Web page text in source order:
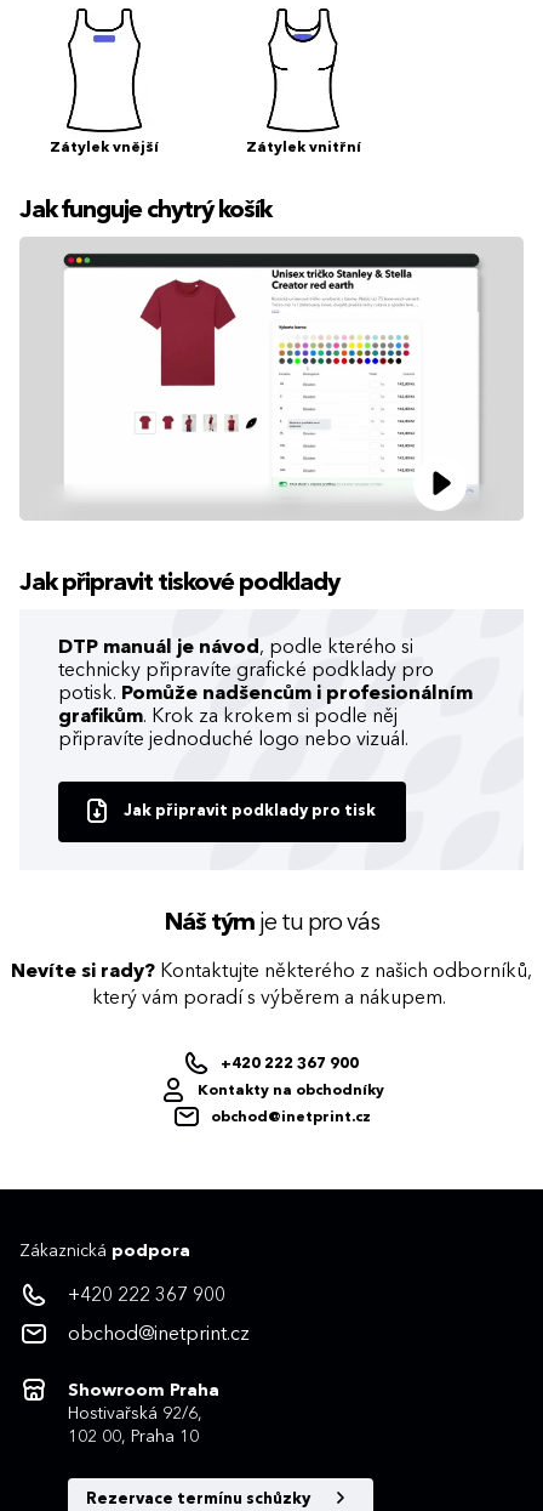
Zátylek vnější Zátylek vnitřní
Jak funguje chytrý košík
Jak připravit tiskové podklady
DTP manuál je návod , podle kterého si
technicky připravíte grafické podklady pro
potisk. Pomůže nadšencům i profesionálním
grafikům. Krok za krokem si podle něj
připravíte jednoduché logo nebo vizuál.
Jak připravit podklady pro tisk
Náš týmje tu pro vás
Nevíte si rady? Kontaktujte některého z našich odborníků,
který vám poradí s výběrem a nákupem.
+420 222 367 900
Kontakty na obchodníky
obchod@inetprint.cz
Zákaznická podpora
+420 222 367 900
obchod@inetprint.cz
Showroom Praha
Hostivařská 92/6,
102 00, Praha 10
Rezervace termínu schůzky